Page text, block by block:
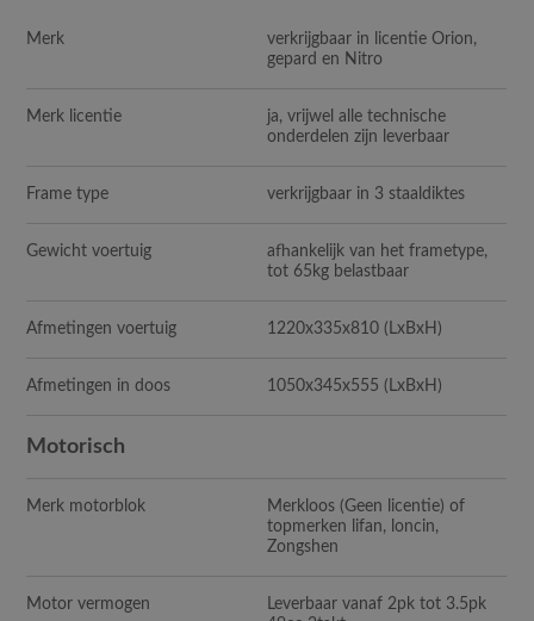
Merk
verkrijgbaar in licentie Orion,
gepard en Nitro
Merk licentie
ja, vrijwel alle technische
onderdelen zijn leverbaar
Frame type verkrijgbaar in 3 staaldiktes
Gewicht voertuig
afhankelijk van het frametype,
tot 65kg belastbaar
Afmetingen voertuig 1220x335x810 (LxBxH)
Afmetingen in doos 1050x345x555 (LxBxH)
Motorisch
Merk motorblok
Merkloos (Geen licentie) of
topmerken lifan, loncin,
Zongshen
Motor vermogen
Leverbaar vanaf 2pk tot 3.5pk